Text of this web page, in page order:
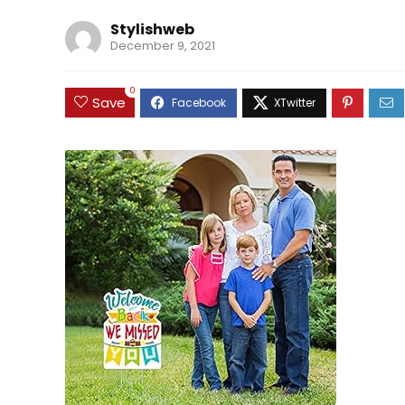
Stylishweb
December 9, 2021
Save
0